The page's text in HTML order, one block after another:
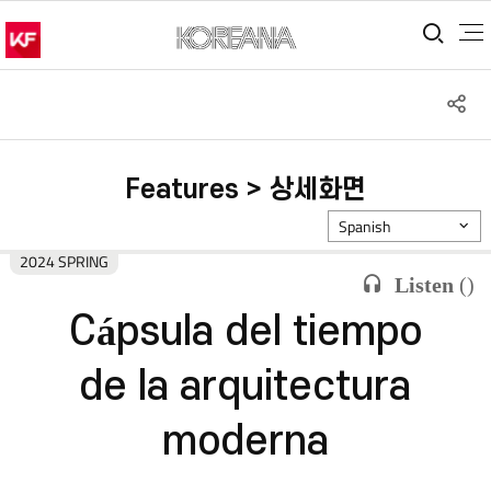
통
Features > 상세화면
Listen ()
2024 SPRING
Spanish
Cápsula del tiempo
de la arquitectura
moderna